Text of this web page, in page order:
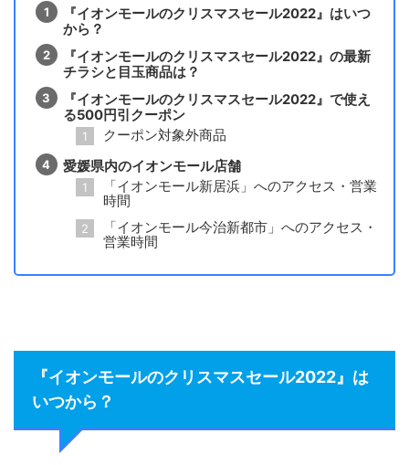
『イオンモールのクリスマスセール2022』はいつ
から？
『イオンモールのクリスマスセール2022』の最新
チラシと目玉商品は？
『イオンモールのクリスマスセール2022』で使え
る500円引クーポン
クーポン対象外商品
愛媛県内のイオンモール店舗
「イオンモール新居浜」へのアクセス・営業
時間
「イオンモール今治新都市」へのアクセス・
営業時間
『イオンモールのクリスマスセール2022』は
いつから？